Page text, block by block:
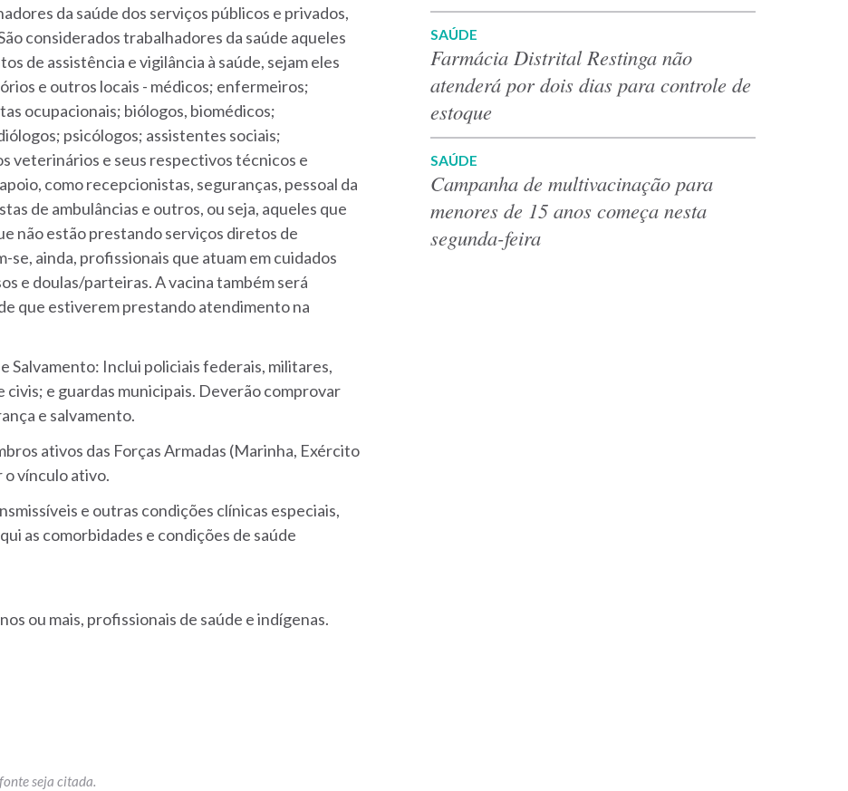
da saúde dos serviços públicos e privados,
considerados trabalhadores da saúde aqueles
de assistência e vigilância à saúde, sejam eles
e outros locais - médicos; enfermeiros;
ocupacionais; biólogos, biomédicos;
psicólogos; assistentes sociais;
veterinários e seus respectivos técnicos e
como recepcionistas, seguranças, pessoal da
de ambulâncias e outros, ou seja, aqueles que
não estão prestando serviços diretos de
se, ainda, profissionais que atuam em cuidados
e doulas/parteiras. A vacina também será
que estiverem prestando atendimento na
Salvamento: Inclui policiais federais, militares,
e guardas municipais. Deverão comprovar
e salvamento.
ativos das Forças Armadas (Marinha, Exército
vínculo ativo.
e outras condições clínicas especiais,
as comorbidades e condições de saúde
ou mais, profissionais de saúde e indígenas.
SAÚDE
Farmácia Distrital Restinga não
atenderá por dois dias para controle de
estoque
SAÚDE
Campanha de multivacinação para
menores de 15 anos começa nesta
segunda-feira